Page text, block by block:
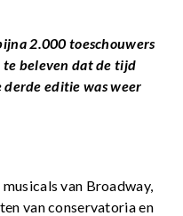
2.000 toeschouwers
te beleven dat de tijd
derde editie was weer
van Broadway,
van conservatoria en